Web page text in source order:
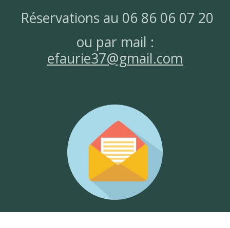
Réservations au 06 86 06 07 20
ou par mail :
efaurie37@gmail.com